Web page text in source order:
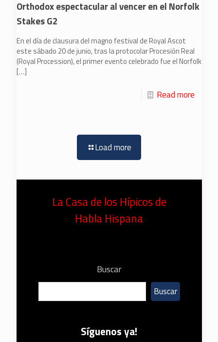
Orthodox espectacular al vencer en el Norfolk
Stakes G2
En el día de clausura del magno festival de Royal Ascot
este sábado 20 de junio, tras la protocolar Procesión Real
(Royal Procession), el primer evento celebrado fue el Norfolk
[…]
Read more
Load more
La Casa de los Hípicos de
Habla Hispana
Buscar
Buscar
Síguenos ya!